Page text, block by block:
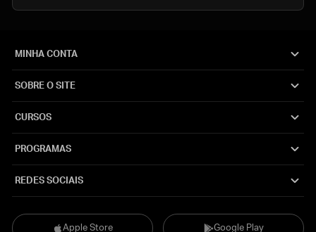
Apple Store Google Play
MINHA CONTA
SOBRE O SITE
CURSOS
PROGRAMAS
REDES SOCIAIS